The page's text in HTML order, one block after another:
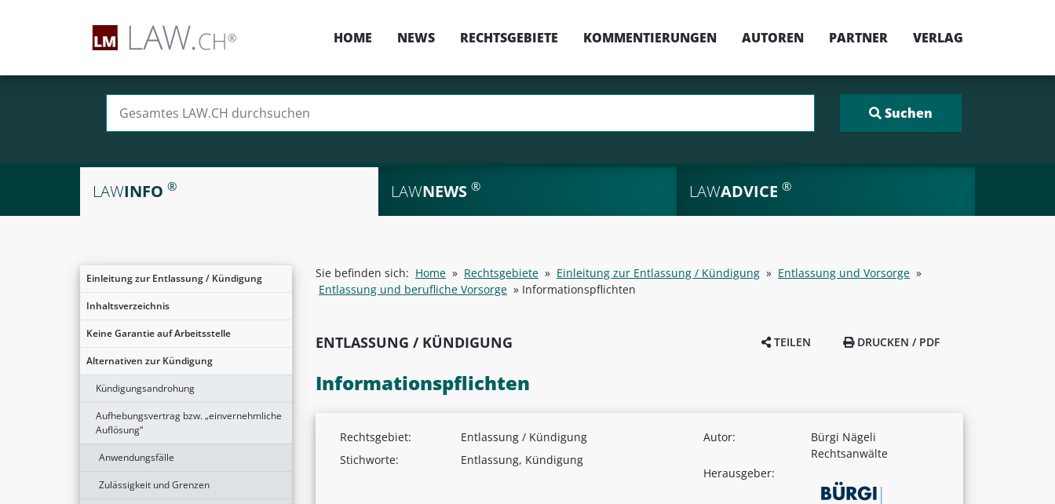
HOME NEWS RECHTSGEBIETE KOMMENTIERUNGEN AUTOREN PARTNER VERLAG
LAWINFO ® LAWNEWS ® LAWADVICE ®
Einleitung zur Entlassung / Kündigung
Inhaltsverzeichnis
Keine Garantie auf Arbeitsstelle
Alternativen zur Kündigung
Kündigungsandrohung
Aufhebungsvertrag bzw. „einvernehmliche
Auflösung“
Anwendungsfälle
Zulässigkeit und Grenzen
Sie befinden sich: Home » Rechtsgebiete » Einleitung zur Entlassung / Kündigung » Entlassung und Vorsorge »
Entlassung und berufliche Vorsorge » Informationspflichten
ENTLASSUNG / KÜNDIGUNG TEILEN DRUCKEN / PDF
Informationspflichten
Rechtsgebiet:
Entlassung / Kündigung
Stichworte:
Entlassung, Kündigung
Autor:
Bürgi Nägeli
Rechtsanwälte
Herausgeber: